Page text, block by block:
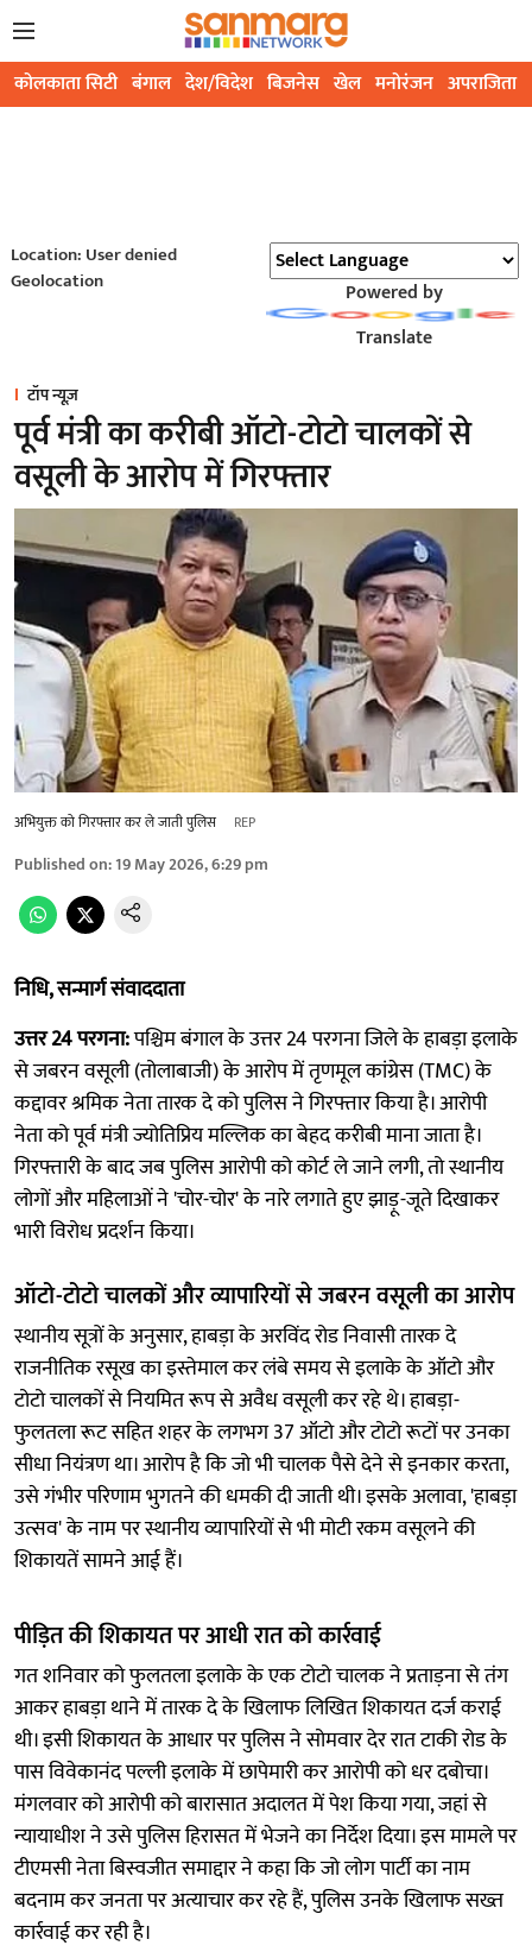
कोलकाता सिटी बंगाल देश/विदेश बिजनेस खेल मनोरंजन अपराजिता
Location: User denied
Geolocation
Powered by
Translate
टॉप न्यूज़
पूर्व मंत्री का करीबी ऑटो-टोटो चालकों से
वसूली के आरोप में गिरफ्तार
अभियुक्त को गिरफ्तार कर ले जाती पुलिस REP
Published on:19 May 2026, 6:29 pm
निधि, सन्मार्ग संवाददाता
उत्तर 24 परगना:पश्चिम बंगाल के उत्तर 24 परगना जिले के हाबड़ा इलाके
से जबरन वसूली (तोलाबाजी) के आरोप में तृणमूल कांग्रेस (TMC) के
कद्दावर श्रमिक नेता तारक दे को पुलिस ने गिरफ्तार किया है। आरोपी
नेता को पूर्व मंत्री ज्योतिप्रिय मल्लिक का बेहद करीबी माना जाता है।
गिरफ्तारी के बाद जब पुलिस आरोपी को कोर्ट ले जाने लगी, तो स्थानीय
लोगों और महिलाओं ने 'चोर-चोर' के नारे लगाते हुए झाड़ू-जूते दिखाकर
भारी विरोध प्रदर्शन किया।
ऑटो-टोटो चालकों और व्यापारियों से जबरन वसूली का आरोप
स्थानीय सूत्रों के अनुसार, हाबड़ा के अरविंद रोड निवासी तारक दे
राजनीतिक रसूख का इस्तेमाल कर लंबे समय से इलाके के ऑटो और
टोटो चालकों से नियमित रूप से अवैध वसूली कर रहे थे। हाबड़ा-
फुलतला रूट सहित शहर के लगभग 37 ऑटो और टोटो रूटों पर उनका
सीधा नियंत्रण था। आरोप है कि जो भी चालक पैसे देने से इनकार करता,
उसे गंभीर परिणाम भुगतने की धमकी दी जाती थी। इसके अलावा, 'हाबड़ा
उत्सव' के नाम पर स्थानीय व्यापारियों से भी मोटी रकम वसूलने की
शिकायतें सामने आई हैं।
पीड़ित की शिकायत पर आधी रात को कार्रवाई
गत शनिवार को फुलतला इलाके के एक टोटो चालक ने प्रताड़ना से तंग
आकर हाबड़ा थाने में तारक दे के खिलाफ लिखित शिकायत दर्ज कराई
थी। इसी शिकायत के आधार पर पुलिस ने सोमवार देर रात टाकी रोड के
पास विवेकानंद पल्ली इलाके में छापेमारी कर आरोपी को धर दबोचा।
मंगलवार को आरोपी को बारासात अदालत में पेश किया गया, जहां से
न्यायाधीश ने उसे पुलिस हिरासत में भेजने का निर्देश दिया। इस मामले पर
टीएमसी नेता बिस्वजीत समाद्दार ने कहा कि जो लोग पार्टी का नाम
बदनाम कर जनता पर अत्याचार कर रहे हैं, पुलिस उनके खिलाफ सख्त
कार्रवाई कर रही है।